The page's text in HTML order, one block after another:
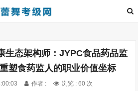
生态架构师：JYPC食品药品监
塑食药监人的职业价值坐标
作者 : 浏览 : 60 次